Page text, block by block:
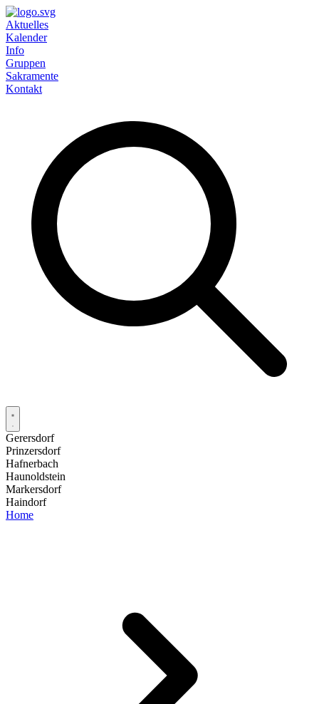
Aktuelles
Kalender
Info
Gruppen
Sakramente
Kontakt
Gerersdorf
Prinzersdorf
Hafnerbach
Haunoldstein
Markersdorf
Haindorf
Home